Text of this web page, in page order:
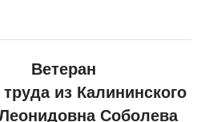
Ветеран
труда из Калининского
Соболева